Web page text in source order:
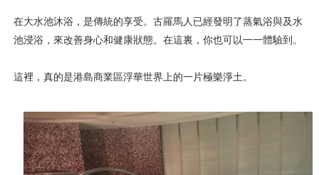
在大水池沐浴，是傳統的享受。古羅馬人已經發明了蒸氣浴與及水
池浸浴，來改善身心和健康狀態。在這裏，你也可以一一體驗到。
這裡，真的是港島商業區浮華世界上的一片極樂淨土。